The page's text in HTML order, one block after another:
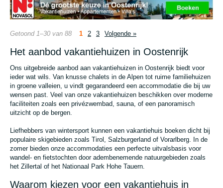
Getoond 1–30 van 88 1 2 3 Volgende »
Het aanbod vakantiehuizen in Oostenrijk
Ons uitgebreide aanbod aan vakantiehuizen in Oostenrijk biedt voor
ieder wat wils. Van knusse chalets in de Alpen tot ruime familiehuizen
in groene valleien, u vindt gegarandeerd een accommodatie die bij uw
wensen past. Veel van onze vakantiehuizen beschikken over moderne
faciliteiten zoals een privézwembad, sauna, of een panoramisch
uitzicht op de bergen.
Liefhebbers van wintersport kunnen een vakantiehuis boeken dicht bij
populaire skigebieden zoals Tirol, Salzburgerland of Vorarlberg. In de
zomer bieden onze accommodaties een perfecte uitvalsbasis voor
wandel- en fietstochten door adembenemende natuurgebieden zoals
het Zillertal of het Nationaal Park Hohe Tauern.
Waarom kiezen voor een vakantiehuis in